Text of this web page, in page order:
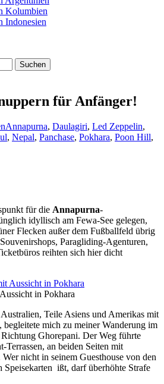
Kolumbien
Indonesien
für Anfänger!
Annapurna, Daulagiri, Led Zeppelin,
, Nepal, Panchase, Pokhara, Poon Hill,
für die Annapurna-
idyllisch am Fewa-See gelegen,
Flecken außer dem Fußballfeld übrig
Paragliding-Agenturen,
reihten sich hier dicht
in Pokhara
Teile Asiens und Amerikas mit
begleitete mich zu meiner Wanderung im
Ghorepani. Der Weg führte
Terrassen, an beiden Seiten mit
nicht in seinem Guesthouse von den
Speisekarten ißt, darf überhöhte Strafe